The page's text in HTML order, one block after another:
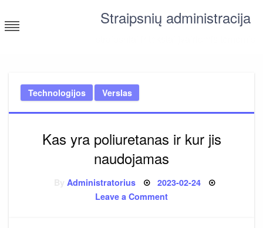
to
content
Straipsnių administracija
Technologijos Verslas
Kas yra poliuretanas ir kur jis
naudojamas
Administratorius Posted
2023-02-24
Leave a Commenton